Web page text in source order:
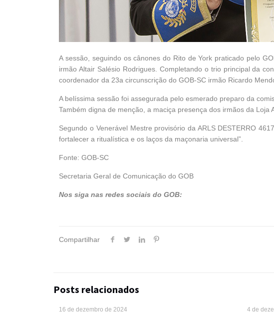
A sessão, seguindo os cânones do Rito de York praticado pelo
irmão Altair Salésio Rodrigues. Completando o trio principal da
coordenador da 23a circunscrição do GOB-SC irmão Ricardo
A belíssima sessão foi assegurada pelo esmerado preparo da
Também digna de menção, a maciça presença dos irmãos da Loja
Segundo o Venerável Mestre provisório da ARLS DESTERRO
fortalecer a ritualística e os laços da maçonaria universal”.
Fonte: GOB-SC
Secretaria Geral de Comunicação do GOB
Nos siga nas redes sociais do GOB:
Compartilhar
Posts relacionados
16 de dezembro de 2024 4 de